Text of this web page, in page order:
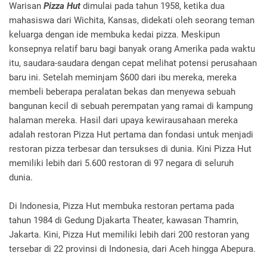
Warisan Pizza Hut dimulai pada tahun 1958, ketika dua
mahasiswa dari Wichita, Kansas, didekati oleh seorang teman
keluarga dengan ide membuka kedai pizza. Meskipun
konsepnya relatif baru bagi banyak orang Amerika pada waktu
itu, saudara-saudara dengan cepat melihat potensi perusahaan
baru ini. Setelah meminjam $600 dari ibu mereka, mereka
membeli beberapa peralatan bekas dan menyewa sebuah
bangunan kecil di sebuah perempatan yang ramai di kampung
halaman mereka. Hasil dari upaya kewirausahaan mereka
adalah restoran Pizza Hut pertama dan fondasi untuk menjadi
restoran pizza terbesar dan tersukses di dunia. Kini Pizza Hut
memiliki lebih dari 5.600 restoran di 97 negara di seluruh
dunia.
Di Indonesia, Pizza Hut membuka restoran pertama pada
tahun 1984 di Gedung Djakarta Theater, kawasan Thamrin,
Jakarta. Kini, Pizza Hut memiliki lebih dari 200 restoran yang
tersebar di 22 provinsi di Indonesia, dari Aceh hingga Abepura.